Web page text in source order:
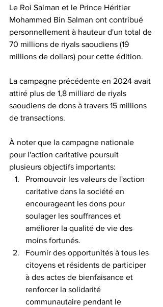
Le Roi Salman et le Prince Héritier
Mohammed Bin Salman ont contribué
personnellement à hauteur d'un total de
70 millions de riyals saoudiens (19
millions de dollars) pour cette édition.
La campagne précédente en 2024 avait
attiré plus de 1,8 milliard de riyals
saoudiens de dons à travers 15 millions
de transactions.
À noter que la campagne nationale
pour l'action caritative poursuit
plusieurs objectifs importants:
Promouvoir les valeurs de l'action
caritative dans la société en
encourageant les dons pour
soulager les souffrances et
améliorer la qualité de vie des
moins fortunés.
Fournir des opportunités à tous les
citoyens et résidents de participer
à des actes de bienfaisance et
renforcer la solidarité
communautaire pendant le